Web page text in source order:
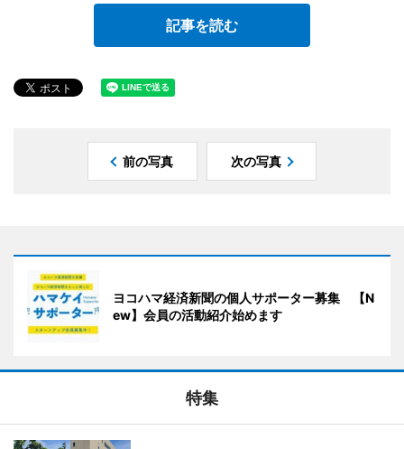
記事を読む
前の写真 次の写真
ヨコハマ経済新聞の個人サポーター募集 【N
ew】会員の活動紹介始めます
特集